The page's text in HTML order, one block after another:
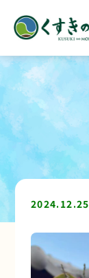
2024.12.25